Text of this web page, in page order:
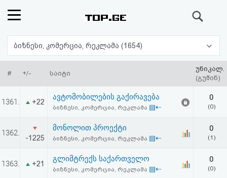
რეიტინგი
(მთავარი)
ფოსტა
პასუხი
ავტორიზაცია
ბიზნესი, კომერცია, რეკლამა (1654)
# +/- საიტი
უნიკალ.
(გუშინ)
1361. +22
ავტომობილების გაქირავება
ბიზნესი, კომერცია, რეკლამა ▤⇠
0
(0)
1362.
-1225
მონოლით პროექტი
ბიზნესი, კომერცია, რეკლამა ▤⇠
0
(1)
1363. +21
გლიმტრექს საქართველო
ბიზნესი, კომერცია, რეკლამა ▤⇠
0
(0)